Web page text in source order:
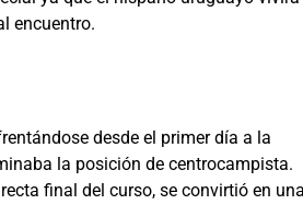
encuentro.
desde el primer día a la
la posición de centrocampista.
final del curso, se convirtió en